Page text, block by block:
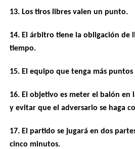
13. Los tiros libres valen un punto.
14. El árbitro tiene la obligación de
tiempo.
15. El equipo que tenga más puntos
16. El objetivo es meter el balón en
y evitar que el adversario se haga
17. El partido se jugará en dos
cinco minutos.